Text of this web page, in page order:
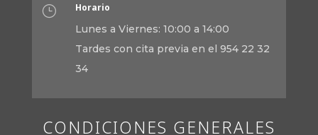
} Horario
Lunes a Viernes: 10:00 a 14:00
Tardes con cita previa en el 954 22 32
34
CONDICIONES GENERALES